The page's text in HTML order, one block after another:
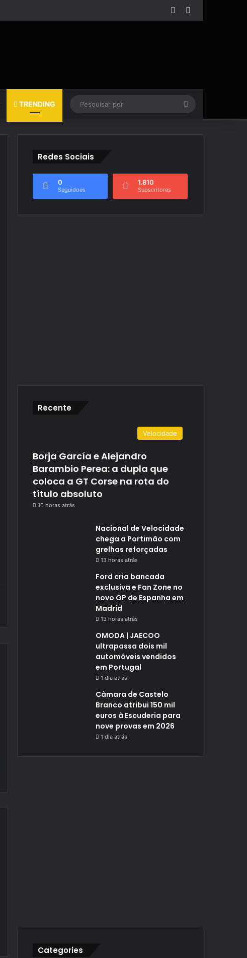
Facebook
TRENDING
Pesquisar
Redes Sociais
0
Seguidoes
1.810
Subscritores
Recente
Velocidade
Borja García e Alejandro
Barambio Perea: a dupla que
coloca a GT Corse na rota do
título absoluto
10 horas atrás
Nacional de Velocidade
chega a Portimão com
grelhas reforçadas
13 horas atrás
Ford cria bancada
exclusiva e Fan Zone no
novo GP de Espanha em
Madrid
13 horas atrás
OMODA | JAECOO
ultrapassa dois mil
automóveis vendidos
em Portugal
1 dia atrás
Câmara de Castelo
Branco atribui 150 mil
euros à Escuderia para
nove provas em 2026
1 dia atrás
Categories